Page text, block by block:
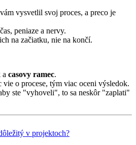
vysvetlil svoj proces, a preco je
peniaze a nervy.
na začiatku, nie na končí.
a casovy ramec.
vie o procese, tým viac oceni výsledok.
ste "vyhoveli", to sa neskôr "zaplati"
v projektoch?